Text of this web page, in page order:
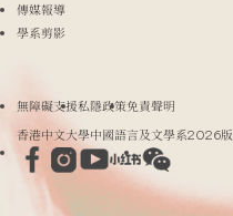
傳媒報導
學系剪影
無障礙支援私隱政策免責聲明
香港中文大學中國語言及文學系2026